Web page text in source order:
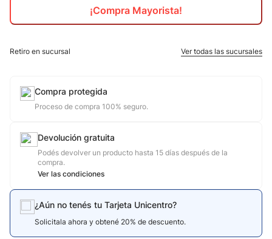
¡Compra Mayorista!
Retiro en sucursal Ver todas las sucursales
Compra protegida
Proceso de compra 100% seguro.
Devolución gratuita
Podés devolver un producto hasta 15 días después de la
compra.
Ver las condiciones
¿Aún no tenés tu Tarjeta Unicentro?
Solicitala ahora y obtené 20% de descuento.